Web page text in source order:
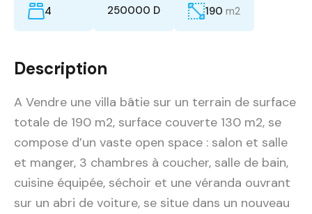
4
250000 D
190 m2
Description
A Vendre une villa bâtie sur un terrain de surface
totale de 190 m2, surface couverte 130 m2, se
compose d’un vaste open space : salon et salle
et manger, 3 chambres à coucher, salle de bain,
cuisine équipée, séchoir et une véranda ouvrant
sur un abri de voiture, se situe dans un nouveau